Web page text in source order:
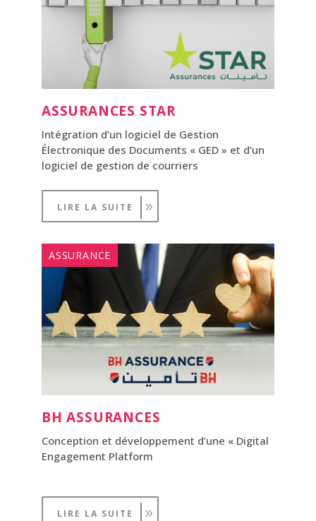
ASSURANCES STAR
Intégration d’un logiciel de Gestion
Électronique des Documents « GED » et d’un
logiciel de gestion de courriers
LIRE LA SUITE
ASSURANCE
BH ASSURANCES
Conception et développement d’une « Digital
Engagement Platform
LIRE LA SUITE